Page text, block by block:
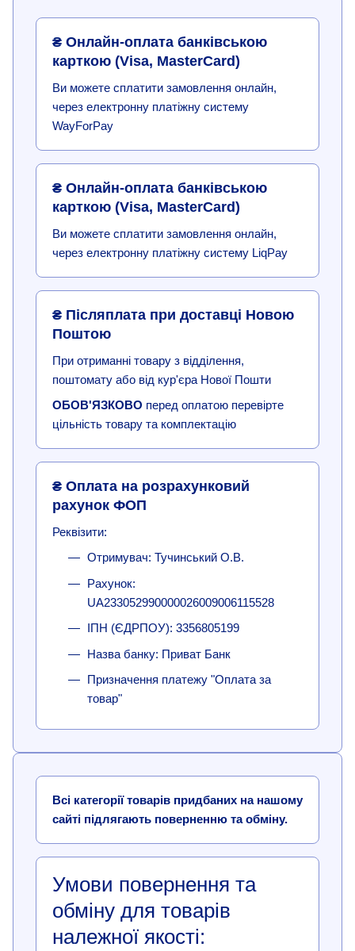
₴ Онлайн-оплата банківською
карткою (Visa, MasterCard)
Ви можете сплатити замовлення онлайн,
через електронну платіжну систему
WayForPay
₴ Онлайн-оплата банківською
карткою (Visa, MasterCard)
Ви можете сплатити замовлення онлайн,
через електронну платіжну систему LiqPay
₴ Післяплата при доставці Новою
Поштою
При отриманні товару з відділення,
поштомату або від кур'єра Нової Пошти
ОБОВ'ЯЗКОВО перед оплатою перевірте
цільність товару та комплектацію
₴ Оплата на розрахунковий
рахунок ФОП
Реквізити:
Отримувач: Тучинський О.В.
Рахунок:
UA233052990000026009006115528
ІПН (ЄДРПОУ): 3356805199
Назва банку: Приват Банк
Призначення платежу "Оплата за
товар"
Всі категорії товарів придбаних на нашому
сайті підлягають поверненню та обміну.
Умови повернення та
обміну для товарів
належної якості: